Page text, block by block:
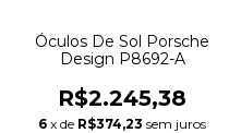
Óculos De Sol Porsche
Design P8692-A
R$2.245,38
6 x de R$374,23 sem juros